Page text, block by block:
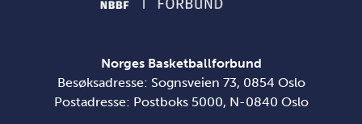
Norges Basketballforbund
Besøksadresse: Sognsveien 73, 0854 Oslo
Postadresse: Postboks 5000, N-0840 Oslo